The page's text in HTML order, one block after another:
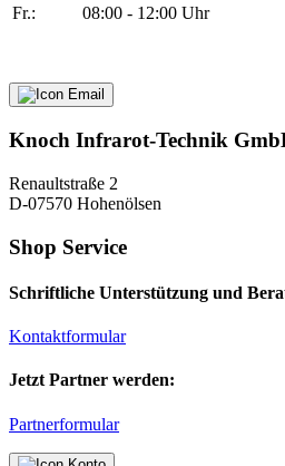
Fr.:
08:00 - 12:00 Uhr
Knoch Infrarot-Technik
Renaultstraße 2
D-07570 Hohenölsen
Shop Service
Schriftliche Unterstützung und
Kontaktformular
Jetzt Partner werden:
Partnerformular